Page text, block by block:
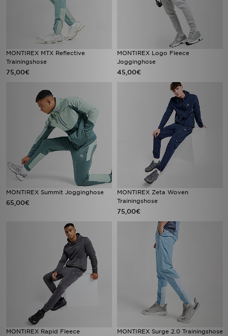
MONTIREX MTX Reflective
Trainingshose
75,00€
MONTIREX Logo Fleece
Jogginghose
45,00€
MONTIREX Summit Jogginghose
65,00€
MONTIREX Zeta Woven
Trainingshose
75,00€
MONTIREX Rapid Fleece
MONTIREX Surge 2.0 Trainingshose